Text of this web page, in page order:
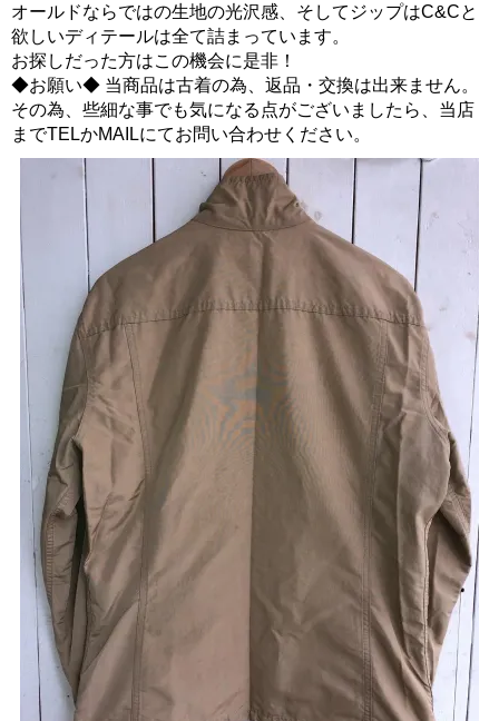
オールドならではの生地の光沢感、そしてジップはC&Cと
欲しいディテールは全て詰まっています。
お探しだった方はこの機会に是非！
◆お願い◆ 当商品は古着の為、返品・交換は出来ません。
その為、些細な事でも気になる点がございましたら、当店
までTELかMAILにてお問い合わせください。